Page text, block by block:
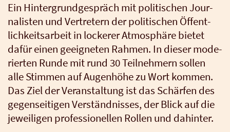
Ein Hin­ter­grund­ge­spräch mit poli­ti­schen Jour­
na­lis­ten und Ver­tre­tern der poli­ti­schen Öffent­
lich­keits­ar­beit in locke­rer Atmo­sphä­re bie­tet
dafür einen geeig­ne­ten Rah­men. In die­ser mode­
rier­ten Run­de mit rund 30 Teil­neh­mern sol­len
alle Stim­men auf Augen­hö­he zu Wort kom­men.
Das Ziel der Ver­an­stal­tung ist das Schär­fen des
gegen­sei­ti­gen Ver­ständ­nis­ses, der Blick auf die
jewei­li­gen pro­fes­sio­nel­len Rol­len und dahin­ter.